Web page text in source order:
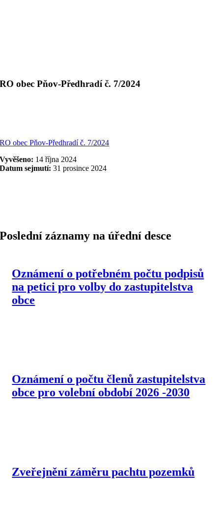
RO obec Pňov-Předhradí č. 7/2024
RO obec Pňov-Předhradí č. 7/2024
Vyvěšeno: 14 října 2024
Datum sejmutí: 31 prosince 2024
Poslední záznamy na úřední desce
Oznámení o potřebném počtu podpisů
na petici pro volby do zastupitelstva
obce
Oznámení o počtu členů zastupitelstva
obce pro volební období 2026 -2030
Zveřejnění záměru pachtu pozemků